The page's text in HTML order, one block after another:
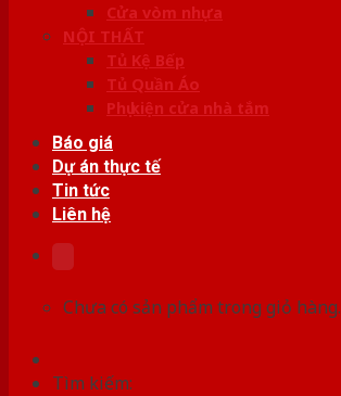
Cửa vòm nhựa
NỘI THẤT
Tủ Kệ Bếp
Tủ Quần Áo
Phụ kiện cửa nhà tắm
Báo giá
Dự án thực tế
Tin tức
Liên hệ
Chưa có sản phẩm trong giỏ hàng.
Tìm kiếm: